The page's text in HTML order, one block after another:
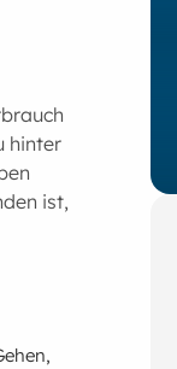
hinter
ist,